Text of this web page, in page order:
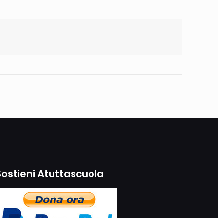
Atuttascuola